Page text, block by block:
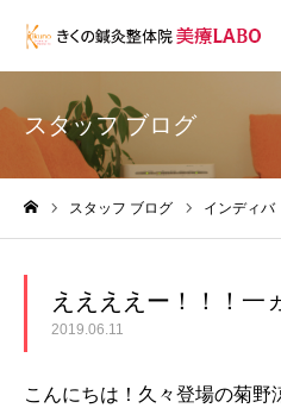
スタッフ ブログ
スタッフ ブログ インディバ
ええええー！！！一
2019.06.11
こんにちは！久々登場の菊野